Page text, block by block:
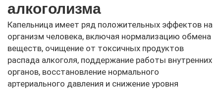
алкоголизма
Капельница имеет ряд положительных эффектов на
организм человека, включая нормализацию обмена
веществ, очищение от токсичных продуктов
распада алкоголя, поддержание работы внутренних
органов, восстановление нормального
артериального давления и снижение уровня